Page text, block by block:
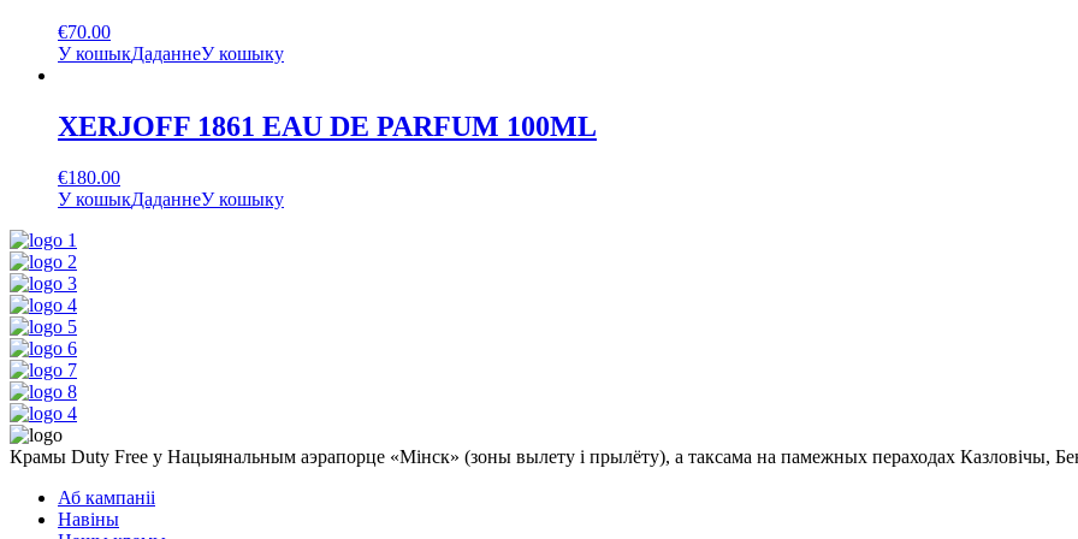
€70.00
У кошыкДаданнеУ кошыку
XERJOFF 1861 EAU DE PARFUM 100ML
€180.00
У кошыкДаданнеУ кошыку
Крамы Duty Free у Нацыянальным аэрапорце «Мінск» (зоны вылету і прылёту), а таксама на памежных пераходах Казловічы,
Аб кампаніі
Навіны